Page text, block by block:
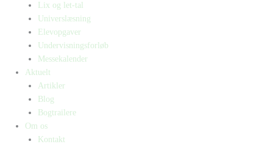
Lix og let-tal
Universlæsning
Elevopgaver
Undervisningsforløb
Messekalender
Aktuelt
Artikler
Blog
Bogtrailere
Om os
Kontakt